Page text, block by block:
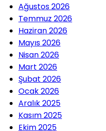
Ağustos 2026
Temmuz 2026
Haziran 2026
Mayıs 2026
Nisan 2026
Mart 2026
Şubat 2026
Ocak 2026
Aralık 2025
Kasım 2025
Ekim 2025